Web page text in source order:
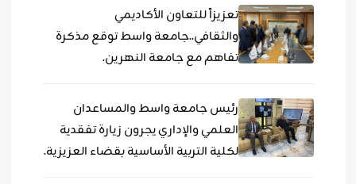
تعزيزاً للتعاون الأكاديمي
والثقافي..جامعة واسط توقع مذكرة
تفاهم مع جامعة النهرين.
رئيس جامعة واسط والمساعدان
العلمي والإداري يجرون زيارة تفقدية
لكلية التربية الأساسية بقضاء العزيزية.